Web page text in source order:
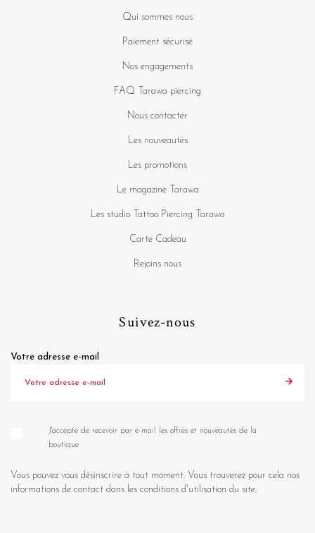
Qui sommes nous
Paiement sécurisé
Nos engagements
FAQ Tarawa piercing
Nous contacter
Les nouveautés
Les promotions
Le magazine Tarawa
Les studio Tattoo Piercing Tarawa
Carte Cadeau
Rejoins nous
Suivez-nous
Votre adresse e-mail
J'accepte de recevoir par e-mail les offres et nouveautés de la
boutique
Vous pouvez vous désinscrire à tout moment. Vous trouverez pour cela nos
informations de contact dans les conditions d'utilisation du site.